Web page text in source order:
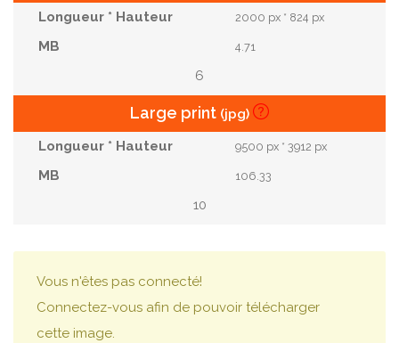
2000 px * 824 px
4.71
6
Large print (jpg)
9500 px * 3912 px
106.33
10
Vous n'êtes pas connecté!
Connectez-vous afin de pouvoir télécharger
cette image.